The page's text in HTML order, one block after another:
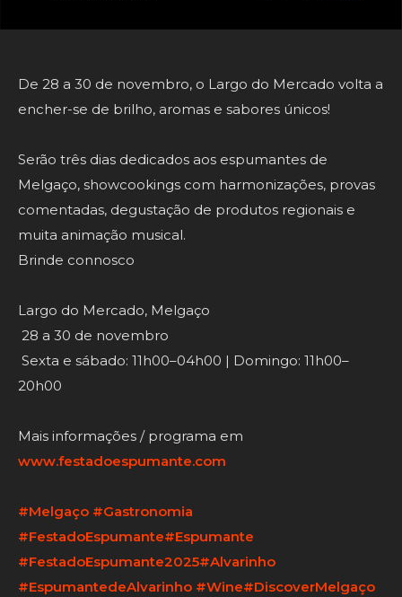
De 28 a 30 de novembro, o Largo do Mercado volta a
encher-se de brilho, aromas e sabores únicos!
Serão três dias dedicados aos espumantes de
Melgaço, showcookings com harmonizações, provas
comentadas, degustação de produtos regionais e
muita animação musical.
Brinde connosco
Largo do Mercado, Melgaço
28 a 30 de novembro
Sexta e sábado: 11h00–04h00 | Domingo: 11h00–
20h00
Mais informações / programa em
www.festadoespumante.com
#Melgaço #Gastronomia
#FestadoEspumante#Espumante
#FestadoEspumante2025#Alvarinho
#EspumantedeAlvarinho #Wine#DiscoverMelgaço